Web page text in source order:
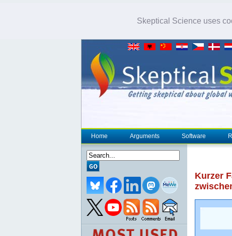
Skeptical Science uses
Home Arguments Software
Kurzer